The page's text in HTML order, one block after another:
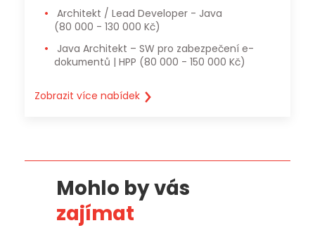
Architekt / Lead Developer - Java
(80 000 - 130 000 Kč)
dokumentů | HPP (80 000 - 150 000 Kč)
Zobrazit více nabídek
Mohlo by vás
zajímat